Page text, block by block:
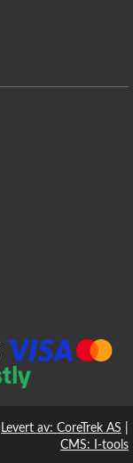
Levert av: CoreTrek AS
CMS: I-tools